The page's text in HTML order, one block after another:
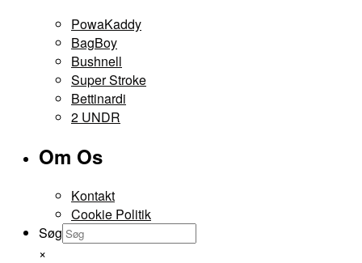
PowaKaddy
BagBoy
Bushnell
Super Stroke
Bettinardi
2 UNDR
Om Os
Kontakt
Cookie Politik
Søg
×